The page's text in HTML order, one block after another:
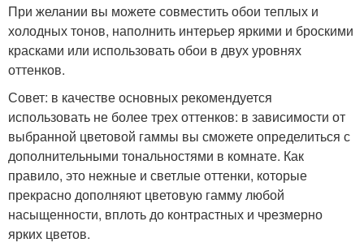
При желании вы можете совместить обои теплых и
холодных тонов, наполнить интерьер яркими и броскими
красками или использовать обои в двух уровнях
оттенков.
Совет: в качестве основных рекомендуется
использовать не более трех оттенков: в зависимости от
выбранной цветовой гаммы вы сможете определиться с
дополнительными тональностями в комнате. Как
правило, это нежные и светлые оттенки, которые
прекрасно дополняют цветовую гамму любой
насыщенности, вплоть до контрастных и чрезмерно
ярких цветов.